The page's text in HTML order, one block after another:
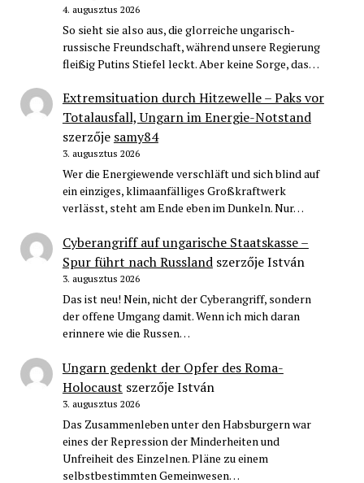
4. augusztus 2026
So sieht sie also aus, die glorreiche ungarisch-
russische Freundschaft, während unsere Regierung
fleißig Putins Stiefel leckt. Aber keine Sorge, das…
Extremsituation durch Hitzewelle – Paks vor
Totalausfall, Ungarn im Energie-Notstand
szerzője samy84
3. augusztus 2026
Wer die Energiewende verschläft und sich blind auf
ein einziges, klimaanfälliges Großkraftwerk
verlässt, steht am Ende eben im Dunkeln. Nur…
Cyberangriff auf ungarische Staatskasse –
Spur führt nach RusslandszerzőjeIstván
3. augusztus 2026
Das ist neu! Nein, nicht der Cyberangriff, sondern
der offene Umgang damit. Wenn ich mich daran
erinnere wie die Russen…
Ungarn gedenkt der Opfer des Roma-
Holocaust szerzőjeIstván
3. augusztus 2026
Das Zusammenleben unter den Habsburgern war
eines der Repression der Minderheiten und
Unfreiheit des Einzelnen. Pläne zu einem
selbstbestimmten Gemeinwesen…